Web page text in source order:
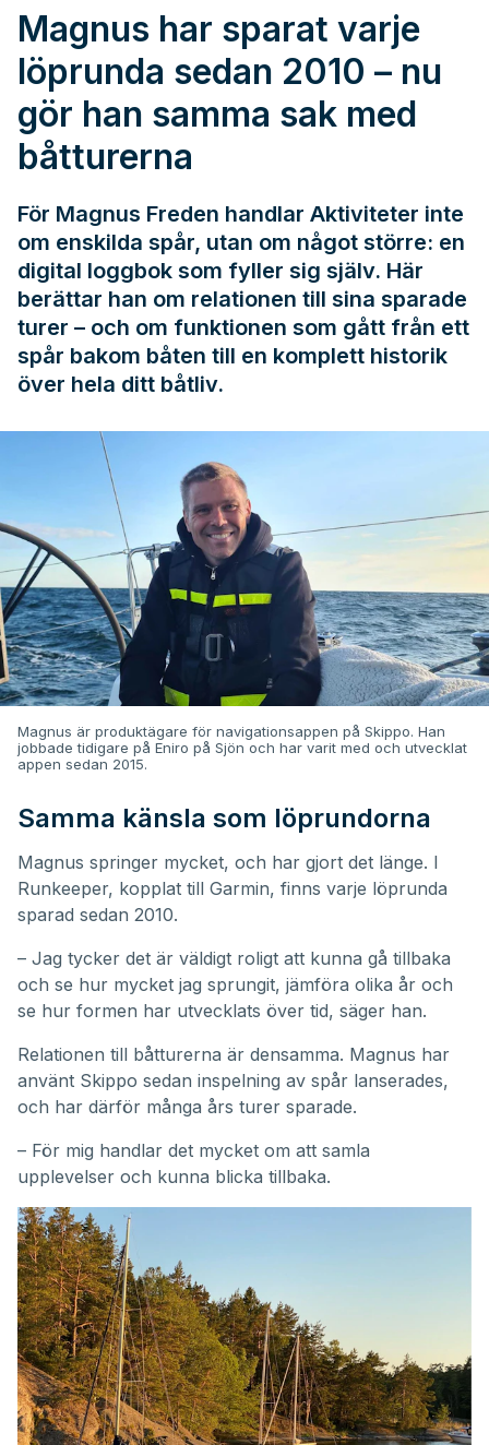
Magnus har sparat varje
löprunda sedan 2010 – nu
gör han samma sak med
båtturerna
För Magnus Freden handlar Aktiviteter inte
om enskilda spår, utan om något större: en
digital loggbok som fyller sig själv. Här
berättar han om relationen till sina sparade
turer – och om funktionen som gått från ett
spår bakom båten till en komplett historik
över hela ditt båtliv.
Magnus är produktägare för navigationsappen på Skippo. Han
jobbade tidigare på Eniro på Sjön och har varit med och utvecklat
appen sedan 2015.
Samma känsla som löprundorna
Magnus springer mycket, och har gjort det länge. I
Runkeeper, kopplat till Garmin, finns varje löprunda
sparad sedan 2010.
– Jag tycker det är väldigt roligt att kunna gå tillbaka
och se hur mycket jag sprungit, jämföra olika år och
se hur formen har utvecklats över tid, säger han.
Relationen till båtturerna är densamma. Magnus har
använt Skippo sedan inspelning av spår lanserades,
och har därför många års turer sparade.
– För mig handlar det mycket om att samla
upplevelser och kunna blicka tillbaka.